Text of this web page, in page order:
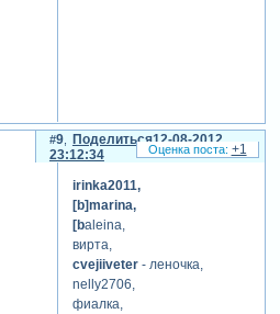
Поделиться
9
12-08-2012
23:12:34
irinka2011,
[b]marina,
[baleina,
вирта,
cvejiiveter- леночка,
nelly2706,
фиалка,
+1